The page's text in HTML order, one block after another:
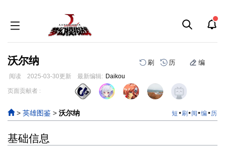
沃尔纳 刷 历 编
阅读 2025-03-30更新 最新编辑: Daikou
跳
导
航
跳
搜
索
页面贡献者 :
> 英雄图鉴 > 沃尔纳 短 •刷 •阅 •编•历
基础信息